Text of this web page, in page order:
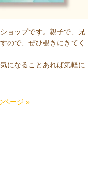
ョップです。親子で、兄
ので、ぜひ覗きにきてく
になることあれば気軽に
ページ »